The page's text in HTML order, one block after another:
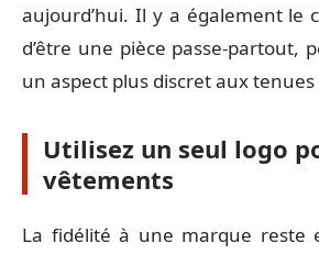
aujourd’hui. Il y a également le
d’être une pièce passe-partout,
un aspect plus discret aux
Utilisez un seul logo
vêtements
La fidélité à une marque reste